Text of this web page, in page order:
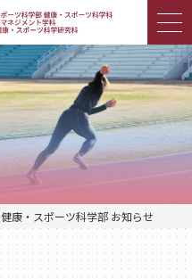
健康・スポーツ科学部 お知らせ